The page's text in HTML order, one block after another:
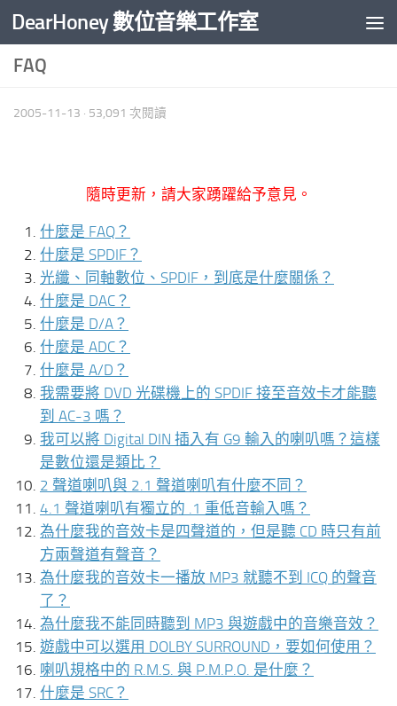
Skip to content
DearHoney 數位音樂工作室
FAQ
2005-11-13 · 53,091 次閱讀
隨時更新，請大家踴躍給予意見。
什麼是 FAQ？
什麼是 SPDIF？
光纖、同軸數位、SPDIF，到底是什麼關係？
什麼是 DAC？
什麼是 D/A？
什麼是 ADC？
什麼是 A/D？
我需要將 DVD 光碟機上的 SPDIF 接至音效卡才能聽
到 AC-3 嗎？
我可以將 Digital DIN 插入有 G9 輸入的喇叭嗎？這樣
是數位還是類比？
2 聲道喇叭與 2.1 聲道喇叭有什麼不同？
4.1 聲道喇叭有獨立的 .1 重低音輸入嗎？
為什麼我的音效卡是四聲道的，但是聽 CD 時只有前
方兩聲道有聲音？
為什麼我的音效卡一播放 MP3 就聽不到 ICQ 的聲音
了？
為什麼我不能同時聽到 MP3 與遊戲中的音樂音效？
遊戲中可以選用 DOLBY SURROUND，要如何使用？
喇叭規格中的 R.M.S. 與 P.M.P.O. 是什麼？
什麼是 SRC？